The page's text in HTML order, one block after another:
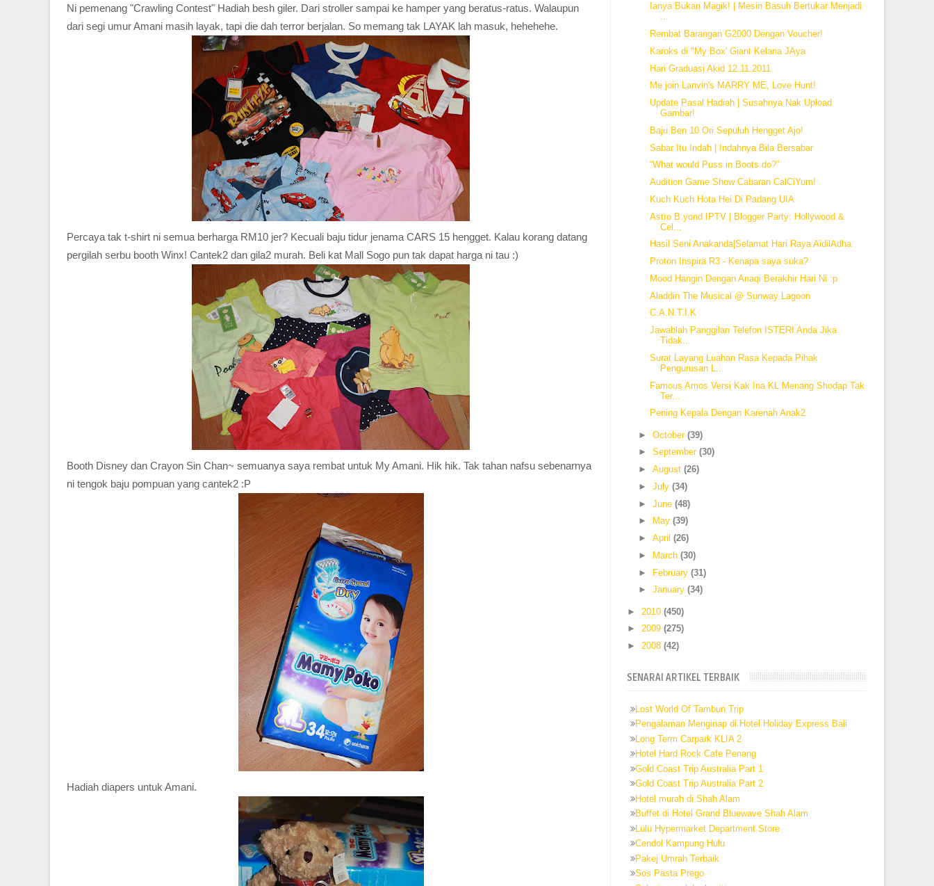
Ni pemenang "Crawling Contest" Hadiah besh giler. Dari stroller sampai ke hamper yang beratus-ratus. Walaupun
dari segi umur Amani masih layak, tapi die dah terror berjalan. So memang tak LAYAK lah masuk, hehehehe.
Percaya tak t-shirt ni semua berharga RM10 jer? Kecuali baju tidur jenama CARS 15 hengget. Kalau korang datang
pergilah serbu booth Winx! Cantek2 dan gila2 murah. Beli kat Mall Sogo pun tak dapat harga ni tau :)
Booth Disney dan Crayon Sin Chan~ semuanya saya rembat untuk My Amani. Hik hik. Tak tahan nafsu sebenarnya
ni tengok baju pompuan yang cantek2 :P
Hadiah diapers untuk Amani.
Ianya Bukan Magik! | Mesin Basuh Bertukar Menjadi
...
Rembat Barangan G2000 Dengan Voucher!
Karoks di "My Box' Giant Kelana JAya
Hari Graduasi Akid 12.11.2011
Me join Lanvin's MARRY ME, Love Hunt!
Update Pasal Hadiah | Susahnya Nak Upload
Gambar!
Baju Ben 10 Ori Sepuluh Hengget Ajo!
Sabar Itu Indah | Indahnya Bila Bersabar
“What would Puss in Boots do?”
Audition Game Show Cabaran CalCiYum!
Kuch Kuch Hota Hei Di Padang UIA
Astro B.yond IPTV | Blogger Party: Hollywood &
Cel...
Hasil Seni Anakanda|Selamat Hari Raya AidilAdha
Proton Inspira R3 - Kenapa saya suka?
Mood Hangin Dengan Anaqi Berakhir Hari Ni :p
Aladdin The Musical @ Sunway Lagoon
C.A.N.T.I.K
Jawablah Panggilan Telefon ISTERI Anda Jika
Tidak...
Surat Layang Luahan Rasa Kepada Pihak
Pengurusan L...
Famous Amos Versi Kak Ina KL Menang Shodap Tak
Ter...
Pening Kepala Dengan Karenah Anak2
► October (39)
► September (30)
► August (26)
► July (34)
► June (48)
►
May (39)
► April (26)
►
March (30)
► February (31)
► January (34)
► 2010(450)
►2009(275)
►2008(42)
SENARAI ARTIKEL TERBAIK
Lost World Of Tambun Trip
Pengalaman Menginap di Hotel Holiday Express Bali
Long Term Carpark KLIA 2
Hotel Hard Rock Cafe Penang
Gold Coast Trip Australia Part 1
Gold Coast Trip Australia Part 2
Hotel murah di Shah Alam
Buffet di Hotel Grand Bluewave Shah Alam
Lulu Hypermarket Department Store
Cendol Kampung Hulu
Pakej Umrah Terbaik
Sos Pasta Prego